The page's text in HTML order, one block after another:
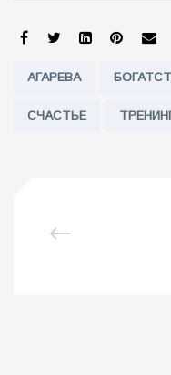
SHARE:
Tags:
АГАРЕВА
СЧАСТЬЕ